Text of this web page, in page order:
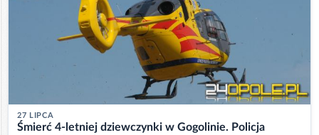
27 LIPCA
Śmierć 4-letniej dziewczynki w Gogolinie. Policja